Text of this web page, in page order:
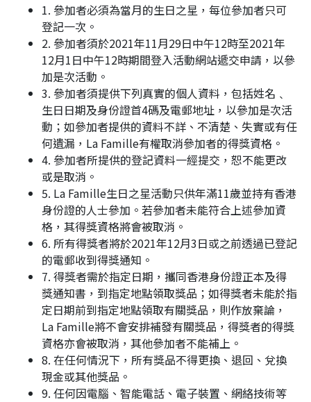
1. 參加者必須為當月的生日之星，每位參加者只可
登記一次。
2. 參加者須於2021年11月29日中午12時至2021年
12月1日中午12時期間登入活動網站遞交申請，以參
加是次活動。
3. 參加者須提供下列真實的個人資料，包括姓名﹑
生日日期及身份證首4碼及電郵地址，以參加是次活
動；如參加者提供的資料不詳、不清楚、失實或有任
何遺漏，La Famille有權取消參加者的得獎資格。
4. 參加者所提供的登記資料一經提交，恕不能更改
或是取消。
5. La Famille生日之星活動只供年滿11歲並持有香港
身份證的人士參加。若參加者未能符合上述參加資
格，其得獎資格將會被取消。
6. 所有得獎者將於2021年12月3日或之前透過已登記
的電郵收到得獎通知。
7. 得獎者需於指定日期，攜同香港身份證正本及得
獎通知書，到指定地點領取獎品；如得獎者未能於指
定日期前到指定地點領取有關獎品，則作放棄論，
La Famille將不會安排補發有關獎品，得獎者的得獎
資格亦會被取消，其他參加者不能補上。
8. 在任何情況下，所有獎品不得更換、退回、兌換
現金或其他獎品。
9. 任何因電腦、智能電話、電子裝置、網絡技術等